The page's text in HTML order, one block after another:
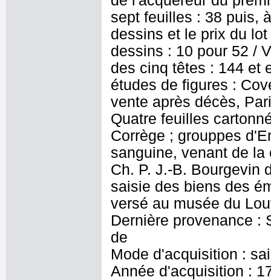
sept feuilles : 38 puis,
dessins et le prix du
dessins : 10 pour 52 /
des cinq têtes : 144 et
études de figures :
vente après décès,
Quatre feuilles
Corrège ; grouppes
sanguine, venant de
Ch. P. J.-B. Bourgevin
saisie des biens des
versé au musée du
Dernière provenance :
de
Mode d'acquisition :
Année d'acquisition :